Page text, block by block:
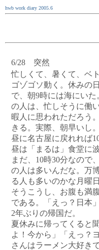
hwb work diary 2005.6
6/28 突然
忙しくて、暑くて、ベ
ゴゾゴソ動く。休みの
で、朝9時には海にい
の人は、忙しそうに働
暇人に思われただろう
きる。実際、朝早いし。
昼に名古屋に戻れれば
昼は「まるは」食堂に
まだ、10時30分なので
の人は多いんだな。万
る人も多いのかな月曜
そうこうし、お腹も満
である。「えっ？日本
2年ぶりの帰国だ。
夏休みに帰ってくると
よ！今から」「えっ？
さんはラーメン大好き